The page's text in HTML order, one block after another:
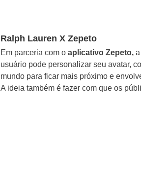
Ralph Lauren X Zepeto
Em parceria com o aplicativo Zepeto, a
usuário pode personalizar seu avatar,
mundo para ficar mais próximo e
A ideia também é fazer com que os